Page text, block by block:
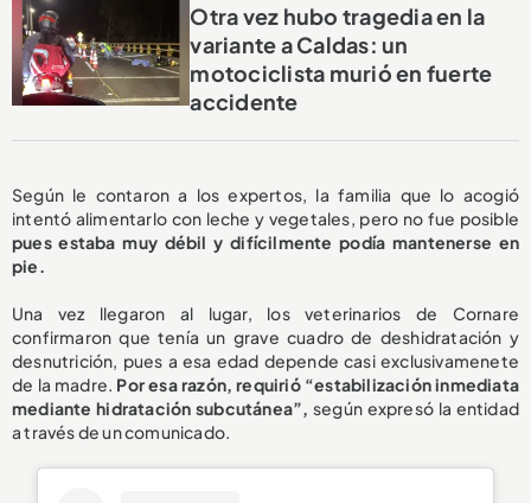
Otra vez hubo tragedia en la
variante a Caldas: un
motociclista murió en fuerte
accidente
Según le contaron a los expertos, la familia que lo acogió
intentó alimentarlo con leche y vegetales, pero no fue posible
pues estaba muy débil y difícilmente podía mantenerse en
pie.
Una vez llegaron al lugar, los veterinarios de Cornare
confirmaron que tenía un grave cuadro de deshidratación y
desnutrición, pues a esa edad depende casi exclusivamenete
de la madre. Por esa razón, requirió “estabilización inmediata
mediante hidratación subcutánea”, según expresó la entidad
a través de un comunicado.